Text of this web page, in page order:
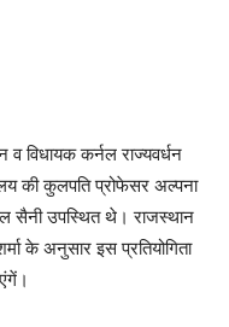
विधायक कर्नल राज्यवर्धन
की कुलपति प्रोफेसर अल्पना
सैनी उपस्थित थे। राजस्थान
के अनुसार इस प्रतियोगिता